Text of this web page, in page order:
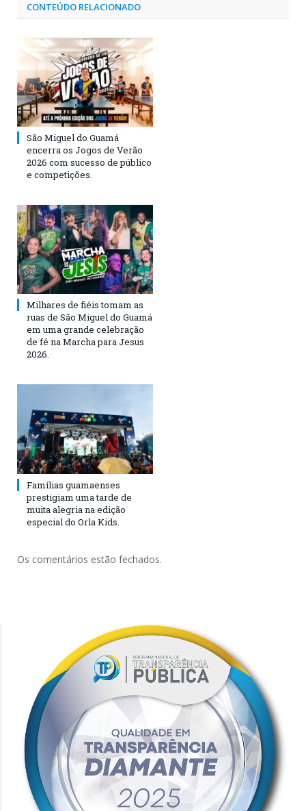
CONTEÚDO RELACIONADO
São Miguel do Guamá
encerra os Jogos de Verão
2026 com sucesso de público
e competições.
Milhares de fiéis tomam as
ruas de São Miguel do Guamá
em uma grande celebração
de fé na Marcha para Jesus
2026.
Famílias guamaenses
prestigiam uma tarde de
muita alegria na edição
especial do Orla Kids.
Os comentários estão fechados.